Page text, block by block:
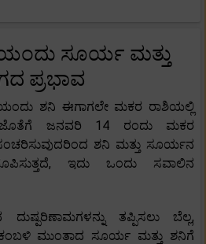
ಸೂರ್ಯ ಮತ್ತು
ಪ್ರಭಾವ
ಶನಿ ಈಗಾಗಲೇ ಮಕರ ರಾಶಿಯಲ್ಲಿ
ಜೊತೆಗೆ ಜನವರಿ 14 ರಂದು ಮಕರ
ಶನಿ ಮತ್ತು ಸೂರ್ಯನ
ಇದು ಒಂದು ಸವಾಲಿನ
ತಪ್ಪಿಸಲು ಬೆಲ್ಲ,
ಮುಂತಾದ ಸೂರ್ಯ ಮತ್ತು ಶನಿಗೆ